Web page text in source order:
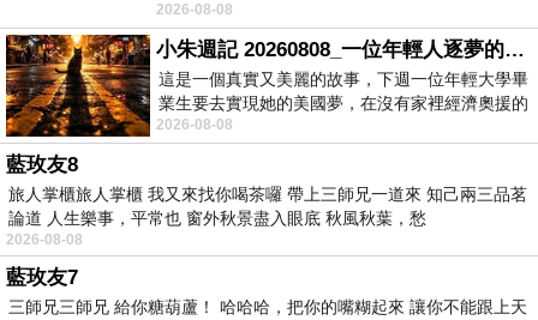
是只會到處甩鍋的雙標團隊，最近民進黨
2026-08-08
小朱週記 20260808_一位年輕人逐夢的真實故事
這是一個真實又美麗的故事，下週一位年輕大學畢
業生要去實現她的美國夢，在沒有家裡經濟奧援的
情況下，靠著自我努力工作累積出國基
2026-08-08
藍玫友8
旅人掌櫃旅人掌櫃 我又來找你喝茶囉 帶上三師兄一道來 知己兩三品茗
論道 人生樂事，平常也 窗外秋景盡入眼底 秋風秋葉，愁
2026-08-08
藍玫友7
三師兄三師兄 給你糖葫蘆！ 哈哈哈，把你的嘴糊起來 讓你不能跟上天